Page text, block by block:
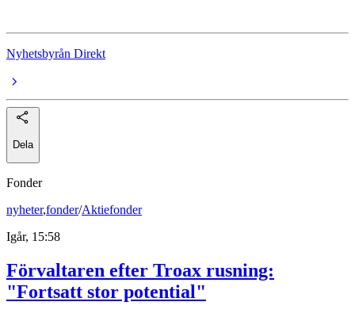
Nyhetsbyrån Direkt
Dela
Fonder
nyheter,fonder/Aktiefonder
Igår, 15:58
Förvaltaren efter Troax rusning:
"Fortsatt stor potential"